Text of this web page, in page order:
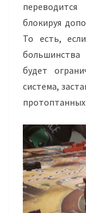
блокируя
То есть,
большинства
будет
система,
протоптанных